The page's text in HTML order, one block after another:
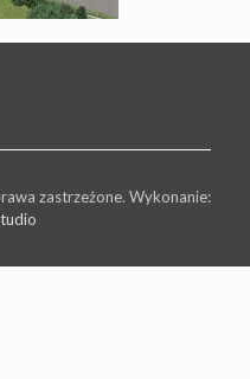
zastrzeżone. Wykonanie: